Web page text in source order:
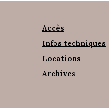
Accès
Infos techniques
Locations
Archives